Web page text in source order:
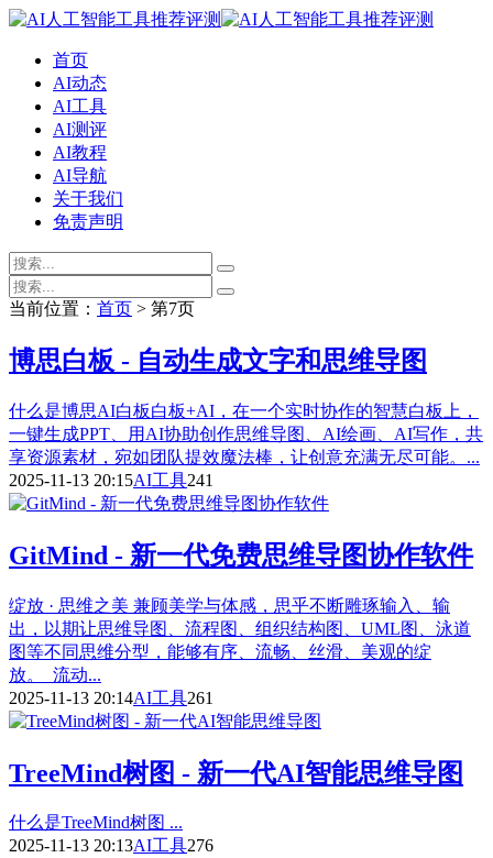
首页
AI动态
AI工具
AI测评
AI教程
AI导航
关于我们
免责声明
当前位置： 首页 > 第7页
博思白板 - 自动生成文字和思维导图
什么是博思AI白板白板+AI，在一个实时协作的智慧白板上，
一键生成PPT、用AI协助创作思维导图、AI绘画、AI写作，共
享资源素材，宛如团队提效魔法棒，让创意充满无尽可能。...
2025-11-13 20:15AI工具241
GitMind - 新一代免费思维导图协作软件
绽放 · 思维之美 兼顾美学与体感，思乎不断雕琢输入、输
出，以期让思维导图、流程图、组织结构图、UML图、泳道
图等不同思维分型，能够有序、流畅、丝滑、美观的绽
放。 流动...
2025-11-13 20:14AI工具261
TreeMind树图 - 新一代AI智能思维导图
什么是TreeMind树图 ...
2025-11-13 20:13AI工具276